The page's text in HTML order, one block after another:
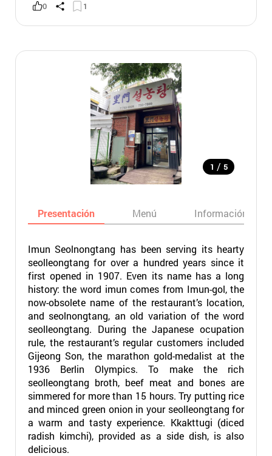
0 1
1 / 5
Presentación Menú Información
Imun Seolnongtang has been serving its hearty
seolleongtang for over a hundred years since it
first opened in 1907. Even its name has a long
history: the word imun comes from Imun-gol, the
now-obsolete name of the restaurant’s location,
and seolnongtang, an old variation of the word
seolleongtang. During the Japanese ocupation
rule, the restaurant’s regular customers included
Gijeong Son, the marathon gold-medalist at the
1936 Berlin Olympics. To make the rich
seolleongtang broth, beef meat and bones are
simmered for more than 15 hours. Try putting rice
and minced green onion in your seolleongtang for
a warm and tasty experience. Kkakttugi (diced
radish kimchi), provided as a side dish, is also
delicious.